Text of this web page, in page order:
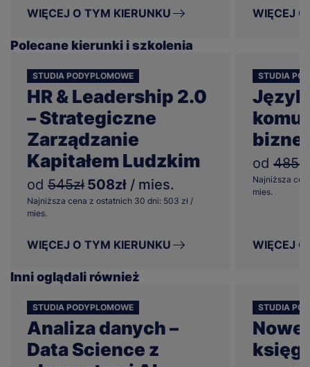
WIĘCEJ O TYM KIERUNKU WIĘCEJ
Polecane kierunki i szkolenia
STUDIA PODYPLOMOWE
HR & Leadership 2.0
– Strategiczne
Zarządzanie
Kapitałem Ludzkim
od 545zł 508zł / mies.
Najniższa cena z ostatnich 30 dni: 503 zł /
mies.
WIĘCEJ O TYM KIERUNKU
STUDIA
od 485zł
Najniższa
mies.
WIĘCEJ
Inni oglądali również
STUDIA PODYPLOMOWE
Analiza danych –
Data Science z
STUDIA